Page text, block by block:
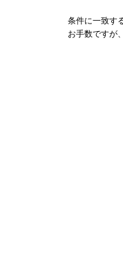
条件に一致す
お手数ですが